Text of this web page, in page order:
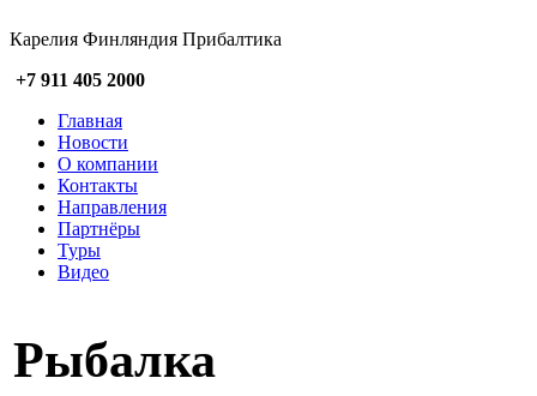
Карелия Финляндия Прибалтика
+7 911 405 2000
Главная
Новости
О компании
Контакты
Направления
Партнёры
Туры
Видео
Рыбалка